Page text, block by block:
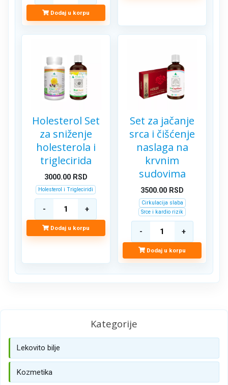
Dodaj u korpu
Holesterol Set
za sniženje
holesterola i
triglecirida
3000.00RSD
Holesterol i Trigleciridi
Dodaj u korpu
Set za jačanje
srca i čišćenje
naslaga na
krvnim
sudovima
3500.00 RSD
Cirkulacija slaba
Srce i kardio rizik
Dodaj u korpu
Kategorije
Lekovito bilje
Kozmetika